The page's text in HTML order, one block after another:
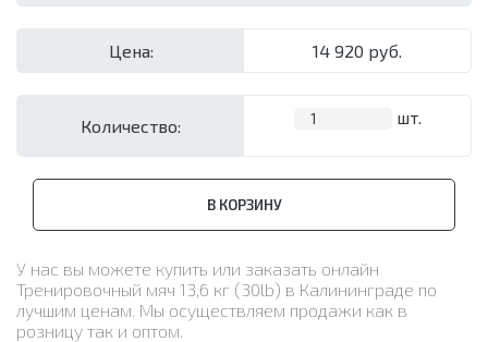
Цена: 14 920 руб.
Количество: шт.
В КОРЗИНУ
У нас вы можете купить или заказать онлайн
Тренировочный мяч 13,6 кг (30lb) в Калининграде по
лучшим ценам. Мы осуществляем продажи как в
розницу так и оптом.